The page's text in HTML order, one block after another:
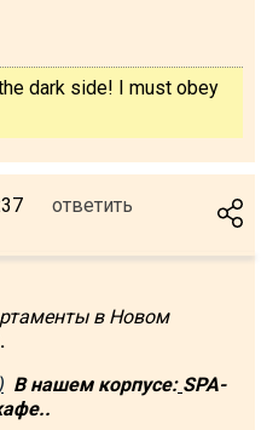
dark side! I must obey
ответить
в Новом
В нашем корпусе: SPA-
INFO